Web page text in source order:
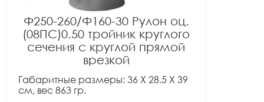
Ф250-260/Ф160-30 Рулон оц.
(08ПС)0.50 тройник круглого
сечения с круглой прямой
врезкой
Габаритные размеры: 36 X 28.5 X 39
см, вес 863 гр.